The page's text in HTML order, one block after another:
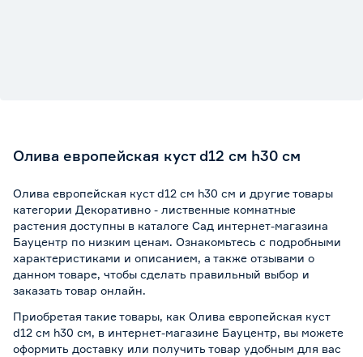
Олива европейская куст d12 см h30 см
Олива европейская куст d12 см h30 см и другие товары
категории Декоративно - лиственные комнатные
растения доступны в каталоге Сад интернет-магазина
Бауцентр по низким ценам. Ознакомьтесь с подробными
характеристиками и описанием, а также отзывами о
данном товаре, чтобы сделать правильный выбор и
заказать товар онлайн.
Приобретая такие товары, как Олива европейская куст
d12 см h30 см, в интернет-магазине Бауцентр, вы можете
оформить доставку или получить товар удобным для вас